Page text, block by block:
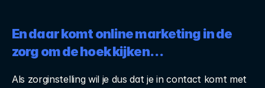
En daar komt online marketing in de
zorg om de hoek kijken…
Als zorginstelling wil je dus dat je in contact komt met